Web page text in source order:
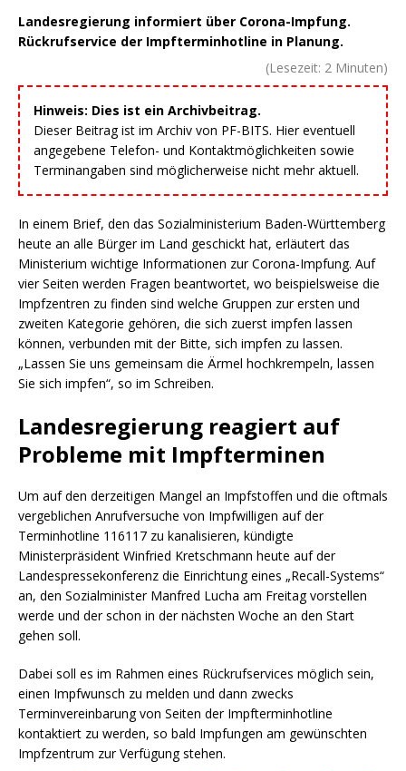
Landesregierung informiert über Corona-Impfung.
Rückrufservice der Impfterminhotline in Planung.
(Lesezeit: 2 Minuten)
Hinweis: Dies ist ein Archivbeitrag.
Dieser Beitrag ist im Archiv von PF-BITS. Hier eventuell
angegebene Telefon- und Kontaktmöglichkeiten sowie
Terminangaben sind möglicherweise nicht mehr aktuell.
In einem Brief, den das Sozialministerium Baden-Württemberg
heute an alle Bürger im Land geschickt hat, erläutert das
Ministerium wichtige Informationen zur Corona-Impfung. Auf
vier Seiten werden Fragen beantwortet, wo beispielsweise die
Impfzentren zu finden sind welche Gruppen zur ersten und
zweiten Kategorie gehören, die sich zuerst impfen lassen
können, verbunden mit der Bitte, sich impfen zu lassen.
„Lassen Sie uns gemeinsam die Ärmel hochkrempeln, lassen
Sie sich impfen“, so im Schreiben.
Landesregierung reagiert auf
Probleme mit Impfterminen
Um auf den derzeitigen Mangel an Impfstoffen und die oftmals
vergeblichen Anrufversuche von Impfwilligen auf der
Terminhotline 116117 zu kanalisieren, kündigte
Ministerpräsident Winfried Kretschmann heute auf der
Landespressekonferenz die Einrichtung eines „Recall-Systems“
an, den Sozialminister Manfred Lucha am Freitag vorstellen
werde und der schon in der nächsten Woche an den Start
gehen soll.
Dabei soll es im Rahmen eines Rückrufservices möglich sein,
einen Impfwunsch zu melden und dann zwecks
Terminvereinbarung von Seiten der Impfterminhotline
kontaktiert zu werden, so bald Impfungen am gewünschten
Impfzentrum zur Verfügung stehen.